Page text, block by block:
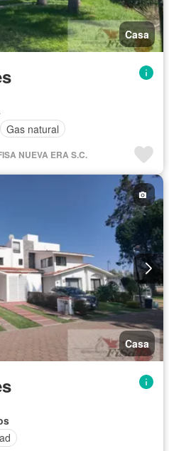
Casa
Gas natural
NUEVA ERA S.C.
Casa